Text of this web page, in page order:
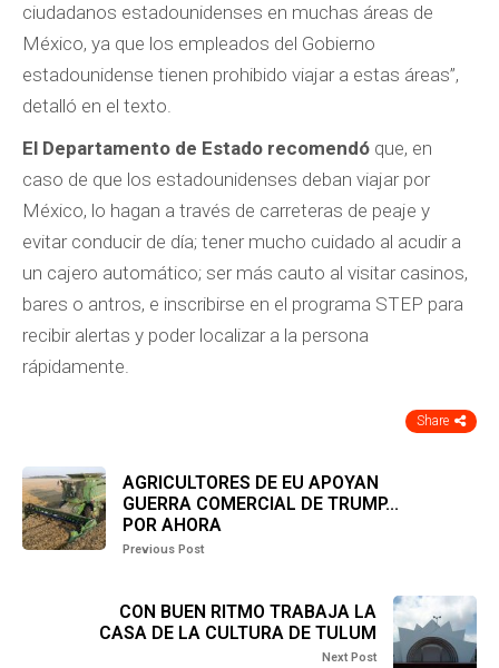
ciudadanos estadounidenses en muchas áreas de
México, ya que los empleados del Gobierno
estadounidense tienen prohibido viajar a estas áreas”,
detalló en el texto.
El Departamento de Estado recomendó que, en
caso de que los estadounidenses deban viajar por
México, lo hagan a través de carreteras de peaje y
evitar conducir de día; tener mucho cuidado al acudir a
un cajero automático; ser más cauto al visitar casinos,
bares o antros, e inscribirse en el programa STEP para
recibir alertas y poder localizar a la persona
rápidamente.
Share
AGRICULTORES DE EU APOYAN
GUERRA COMERCIAL DE TRUMP...
POR AHORA
Previous Post
CON BUEN RITMO TRABAJA LA
CASA DE LA CULTURA DE TULUM
Next Post